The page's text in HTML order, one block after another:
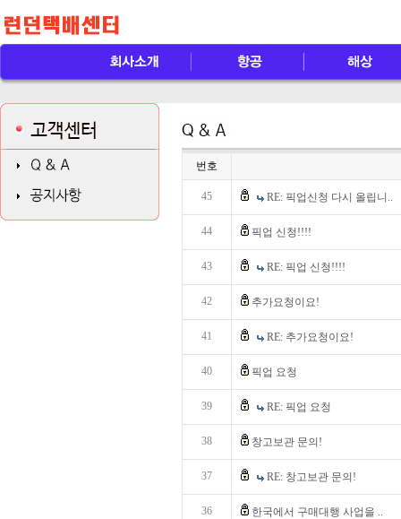
번호
45 RE: 픽업신청 다시 올립니..
44 픽업 신청!!!!
43 RE: 픽업 신청!!!!
42 추가요청이요!
41 RE: 추가요청이요!
40 픽업 요청
39 RE: 픽업 요청
38 창고보관 문의!
37 RE: 창고보관 문의!
36 한국에서 구매대행 사업을 ..